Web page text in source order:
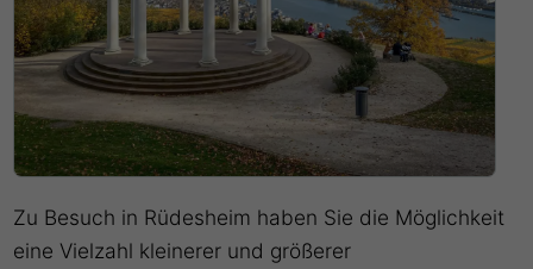
Zu Besuch in Rüdesheim haben Sie die Möglichkeit
eine Vielzahl kleinerer und größerer